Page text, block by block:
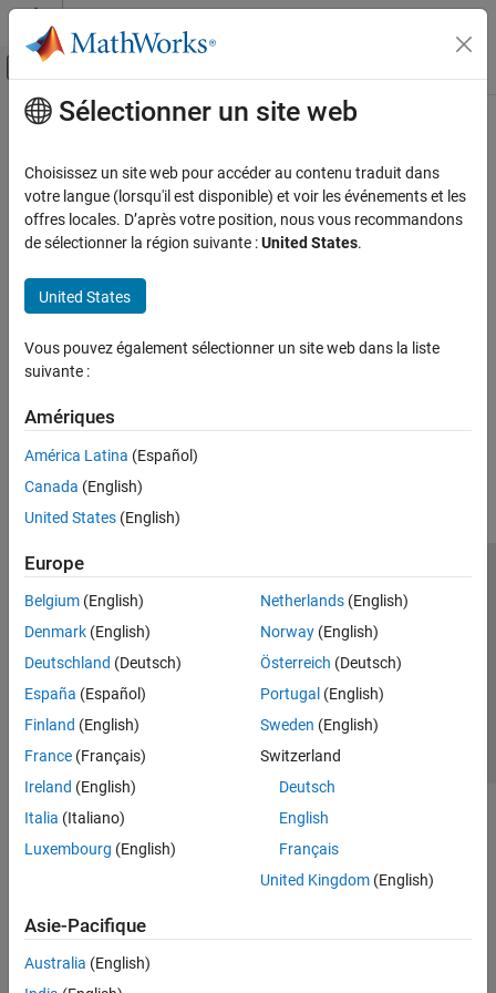
Passer au contenu
Activer/désactiver l'affichage du menu
Accueil de la documentation
Contenu principal
How useful was this information?
Sélectionner un site web
Choisissez un site web pour accéder au contenu traduit dans
votre langue (lorsqu'il est disponible) et voir les événements et les
offres locales. D’après votre position, nous vous recommandons
de sélectionner la région suivante :United States.
United States
Vous pouvez également sélectionner un site web dans la liste
suivante :
Amériques
América Latina (Español)
Canada (English)
United States (English)
Europe
Belgium (English)
Denmark (English)
Deutschland (Deutsch)
España (Español)
Finland (English)
France (Français)
Ireland (English)
Italia (Italiano)
Luxembourg (English)
Netherlands(English)
Norway(English)
Österreich (Deutsch)
Portugal (English)
Sweden (English)
Switzerland
Deutsch
English
Français
United Kingdom(English)
Asie-Pacifique
Australia (English)
Lutte anti-piratage
Contacts locaux
© 1994-2026 The MathWorks, Inc.